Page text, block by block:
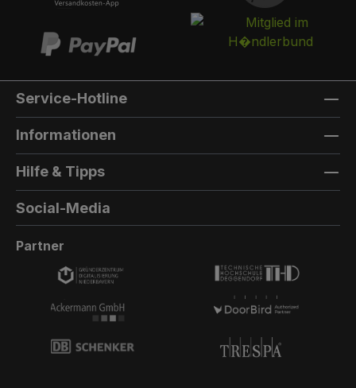
Service-Hotline
Informationen
Hilfe & Tipps
Social-Media
Partner